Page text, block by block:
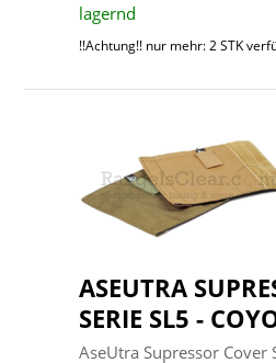
lagernd
!!Achtung!! nur mehr: 2 STK
ASEUTRA
SERIE SL5 -
AseUtra Supressor Cover